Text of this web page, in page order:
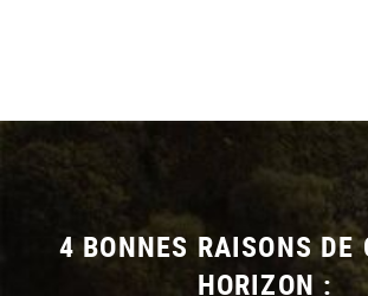
4 BONNES RAISONS DE
HORIZON :